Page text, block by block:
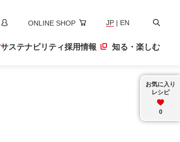
ONLINE SHOP JP | EN
検
サステナビリティ採用情報 知る・楽しむ
お気に入り
レシピ
0